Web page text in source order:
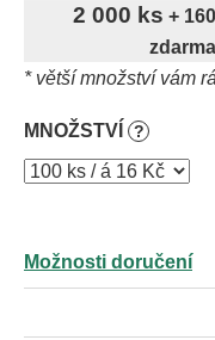
2 000 ks + 160
zdarma
* větší množství vám
MNOŽSTVÍ ?
Možnosti doručení